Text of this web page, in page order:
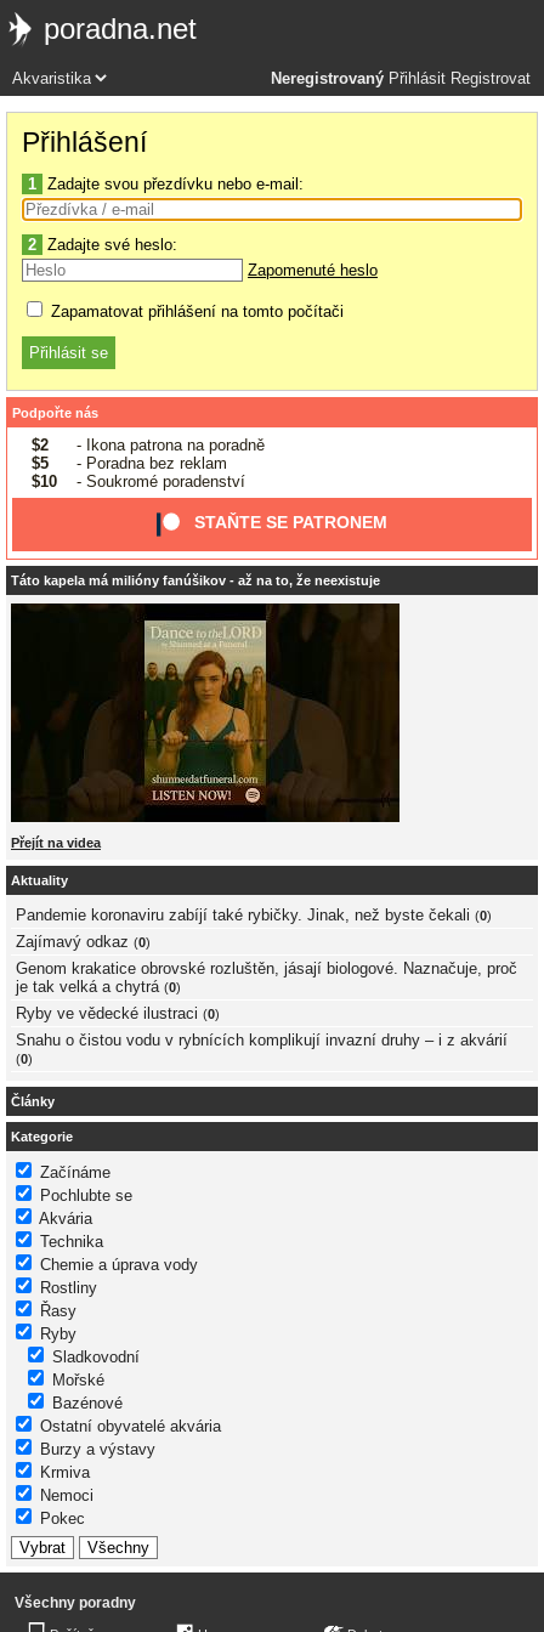
poradna.net
Neregistrovaný Přihlásit Registrovat
Přihlášení
1 Zadajte svou přezdívku nebo e-mail:
2 Zadajte své heslo:
Zapomenuté heslo
Zapamatovat přihlášení na tomto počítači
Podpořte nás
$2
- Ikona patrona na poradně
$5
- Poradna bez reklam
$10
- Soukromé poradenství
STAŇTE SE PATRONEM
Táto kapela má milióny fanúšikov - až na to, že neexistuje
Přejít na videa
Aktuality
Pandemie koronaviru zabíjí také rybičky. Jinak, než byste čekali (0)
Zajímavý odkaz (0)
Genom krakatice obrovské rozluštěn, jásají biologové. Naznačuje, proč
je tak velká a chytrá (0)
Ryby ve vědecké ilustraci (0)
Snahu o čistou vodu v rybnících komplikují invazní druhy – i z akvárií
(0)
Články
Kategorie
Začínáme
Pochlubte se
Akvária
Technika
Chemie a úprava vody
Rostliny
Řasy
Ryby
Sladkovodní
Mořské
Bazénové
Ostatní obyvatelé akvária
Burzy a výstavy
Krmiva
Nemoci
Pokec
Všechny poradny